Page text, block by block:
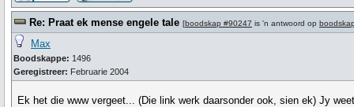
Re: Praat ek mense engele tale [boodskap #90247 is 'n antwoord op
Max
Boodskappe: 1496
Geregistreer: Februarie 2004
Ek het die www vergeet... (Die link werk daarsonder ook, sien ek) Jy weet